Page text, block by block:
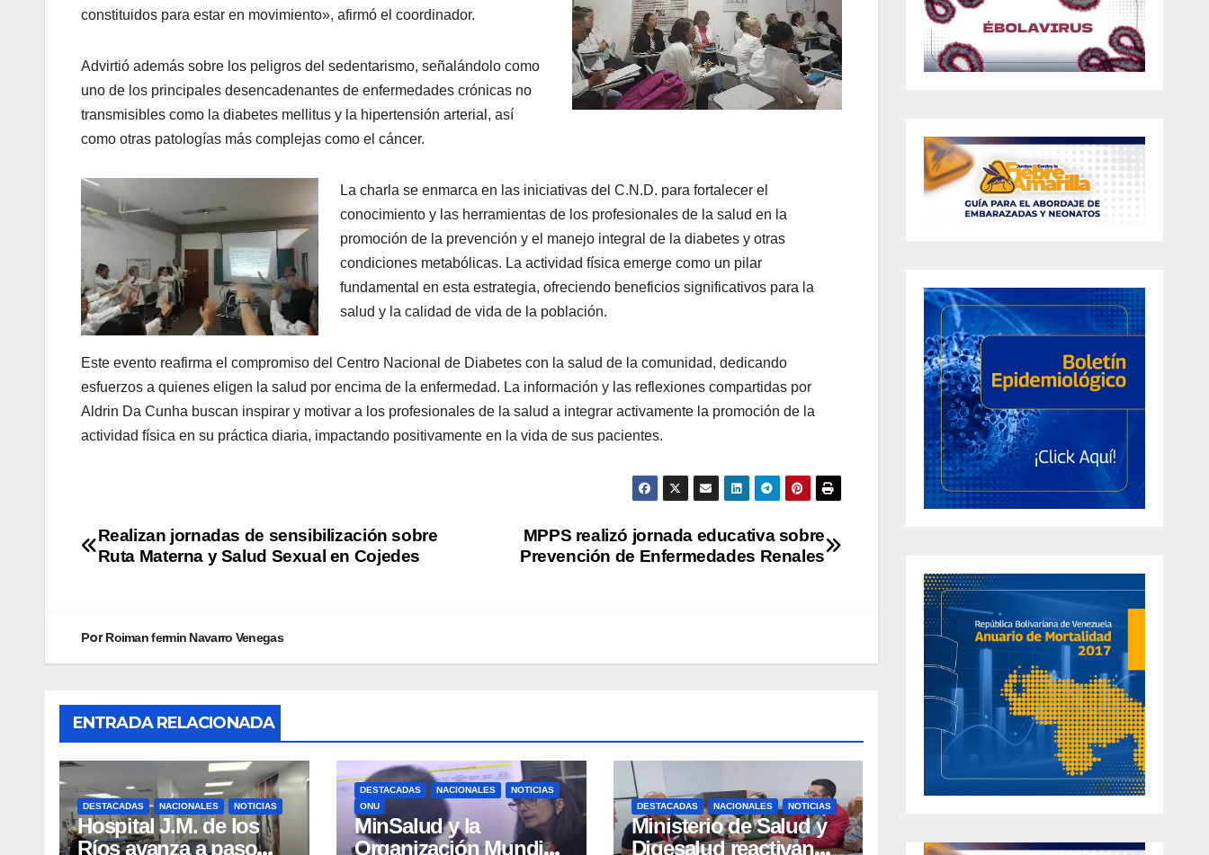
constituidos para estar en movimiento», afirmó el coordinador.
Advirtió además sobre los peligros del sedentarismo, señalándolo como
uno de los principales desencadenantes de enfermedades crónicas no
transmisibles como la diabetes mellitus y la hipertensión arterial, así
como otras patologías más complejas como el cáncer.
La charla se enmarca en las iniciativas del C.N.D. para fortalecer el
conocimiento y las herramientas de los profesionales de la salud en la
promoción de la prevención y el manejo integral de la diabetes y otras
condiciones metabólicas. La actividad física emerge como un pilar
fundamental en esta estrategia, ofreciendo beneficios significativos para la
salud y la calidad de vida de la población.
Este evento reafirma el compromiso del Centro Nacional de Diabetes con la salud de la comunidad, dedicando
esfuerzos a quienes eligen la salud por encima de la enfermedad. La información y las reflexiones compartidas por
Aldrin Da Cunha buscan inspirar y motivar a los profesionales de la salud a integrar activamente la promoción de la
actividad física en su práctica diaria, impactando positivamente en la vida de sus pacientes.
MPPS realizó jornada educativa sobre
Prevención de Enfermedades Renales
Realizan jornadas de sensibilización sobre
Ruta Materna y Salud Sexual en Cojedes
PorRoiman fermin Navarro Venegas
ENTRADA RELACIONADA
DESTACADAS NACIONALES NOTICIAS
Hospital J.M. de los
Ríos avanza a paso
DESTACADAS NACIONALES
NOTICIAS
ONU
MinSalud y la
Organización Mundial
DESTACADAS NACIONALES NOTICIAS
Ministerio de Salud y
Digesalud reactivan